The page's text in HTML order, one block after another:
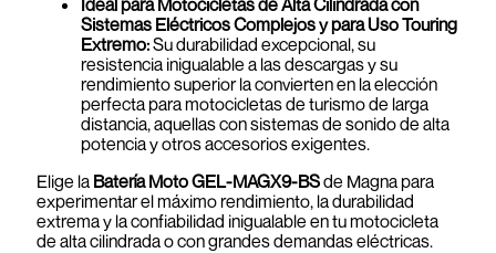
Ideal para Motocicletas de Alta Cilindrada con
Sistemas Eléctricos Complejos y para Uso Touring
Extremo:Su durabilidad excepcional, su
resistencia inigualable a las descargas y su
rendimiento superior la convierten en la elección
perfecta para motocicletas de turismo de larga
distancia, aquellas con sistemas de sonido de alta
potencia y otros accesorios exigentes.
Elige la Batería Moto GEL-MAGX9-BSde Magna para
experimentar el máximo rendimiento, la durabilidad
extrema y la confiabilidad inigualable en tu motocicleta
de alta cilindrada o con grandes demandas eléctricas.